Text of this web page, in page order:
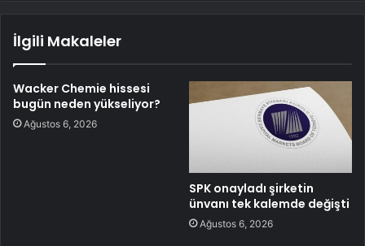
İlgili Makaleler
Wacker Chemie hissesi
bugün neden yükseliyor?
Ağustos 6, 2026
SPK onayladı şirketin
ünvanı tek kalemde değişti
Ağustos 6, 2026